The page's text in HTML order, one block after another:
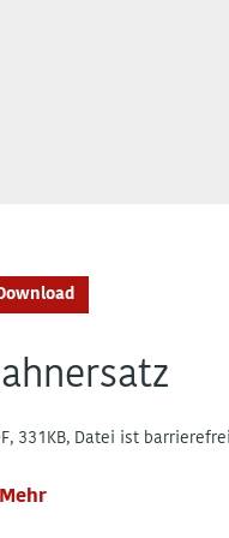
331KB, Datei ist barrierefrei
Mehr